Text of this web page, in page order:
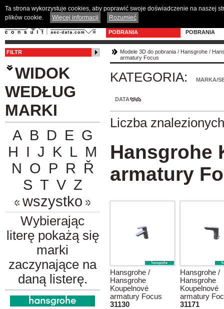
POBRANIA
POBRANIA
FILTR
WIDOK
WEDŁUG
MARKI
A B D E G
H I J K L M
N O P R Ř
S T V Z
wszystko
Wybierając
literę pokażą się
marki
zaczynające na
daną listerę.
Modele 3D do pobrania / Hansgrohe /
armatury Focus
KATEGORIA: MARKA/
DATA
Liczba
Hansgrohe
armatury
Hansgrohe /
Hansgrohe
Koupelnové
armatury Focus
31130
Hansgrohe /
Hansgrohe
Koupelnové
armatury
31171
Ta strona wykorzystuje cookies, aby poprawić swoje doświadczenie na naszej
plików cookie.
Więcej informacji Rozumieć